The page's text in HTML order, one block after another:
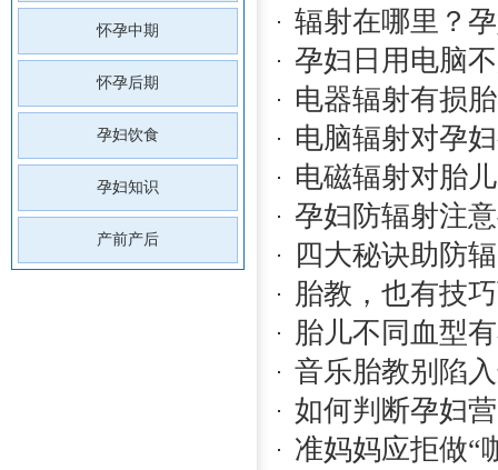
怀孕中期
怀孕后期
孕妇饮食
孕妇知识
产前产后
辐射在哪里？
孕妇日用电脑
电器辐射有损
电脑辐射对孕
电磁辐射对胎
孕妇防辐射注
四大秘诀助防
胎教，也有技
胎儿不同血型
音乐胎教别陷
如何判断孕妇
准妈妈应拒做“